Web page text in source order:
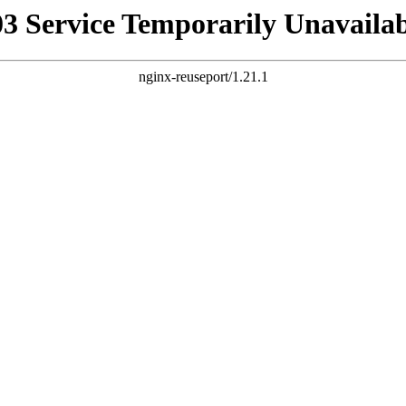
Service Temporarily
nginx-reuseport/1.21.1